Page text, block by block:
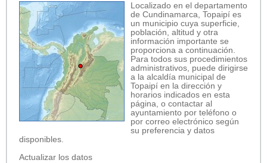
Localizado en el departamento
de Cundinamarca, Topaipí es
un municipio cuya superficie,
población, altitud y otra
información importante se
proporciona a continuación.
Para todos sus procedimientos
administrativos, puede dirigirse
a la alcaldía municipal de
Topaipí en la dirección y
horarios indicados en esta
página, o contactar al
ayuntamiento por teléfono o
por correo electrónico según
su preferencia y datos
disponibles.
Actualizar los datos